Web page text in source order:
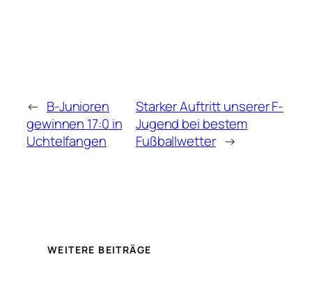
← B-Junioren
gewinnen 17:0 in
Uchtelfangen
Starker Auftritt unserer F-
Jugend bei bestem
Fußballwetter →
WEITERE BEITRÄGE